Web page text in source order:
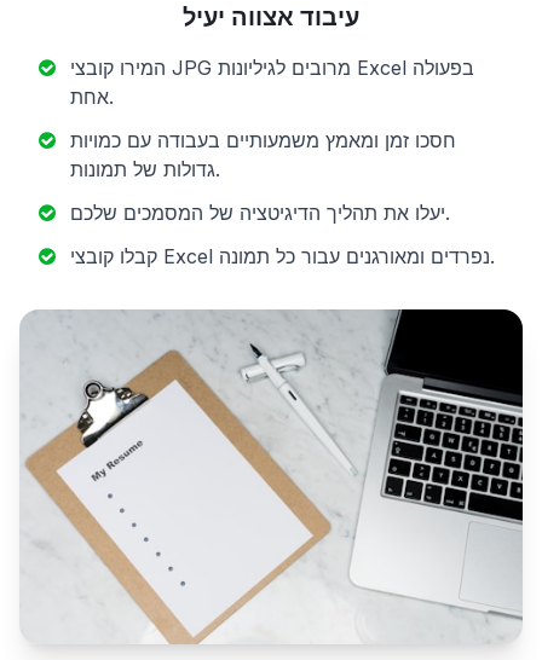
עיבוד אצווה יעיל
המירו קובצי JPG מרובים לגיליונות Excel בפעולה
אחת.
חסכו זמן ומאמץ משמעותיים בעבודה עם כמויות
גדולות של תמונות.
יעלו את תהליך הדיגיטציה של המסמכים שלכם.
קבלו קובצי Excel נפרדים ומאורגנים עבור כל תמונה.